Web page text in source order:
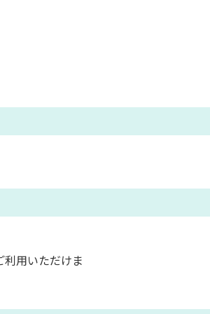
用いただけま